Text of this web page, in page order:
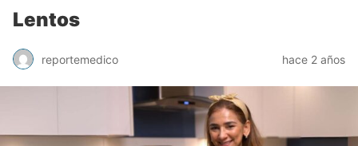
Lentos
reportemedico hace 2 años